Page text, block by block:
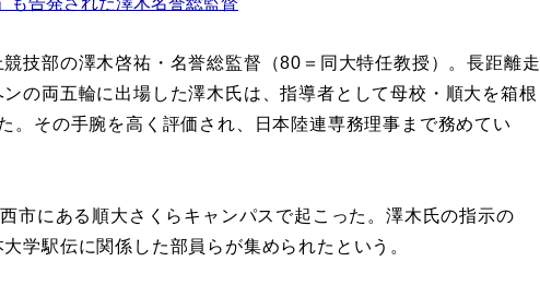
技部の澤木啓祐・名誉総監督（80＝同大特任教授）。長距離走
の両五輪に出場した澤木氏は、指導者として母校・順大を箱根
。その手腕を高く評価され、日本陸連専務理事まで務めてい
市にある順大さくらキャンパスで起こった。澤木氏の指示の
学駅伝に関係した部員らが集められたという。